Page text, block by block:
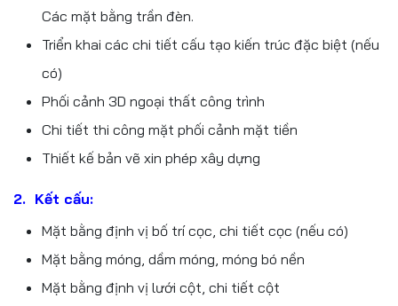
Các mặt bằng trần đèn.
Triển khai các chi tiết cấu tạo kiến trúc đặc biệt (nếu
có)
Phối cảnh 3D ngoại thất công trình
Chi tiết thi công mặt phối cảnh mặt tiền
Thiết kế bản vẽ xin phép xây dựng
2. Kết cấu:
Mặt bằng định vị bố trí cọc, chi tiết cọc (nếu có)
Mặt bằng móng, dầm móng, móng bó nền
Mặt bằng định vị lưới cột, chi tiết cột